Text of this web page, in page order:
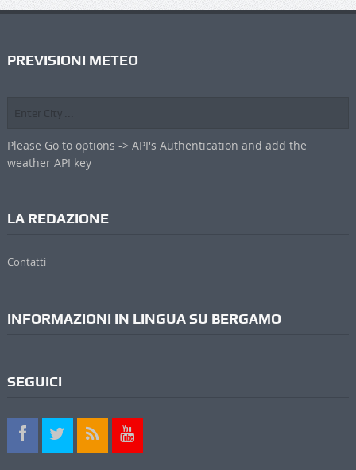
PREVISIONI METEO
Please Go to options -> API's Authentication and add the
weather API key
LA REDAZIONE
Contatti
INFORMAZIONI IN LINGUA SU BERGAMO
SEGUICI